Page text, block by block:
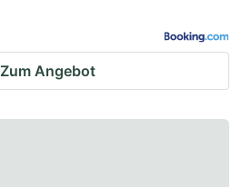
Zum Angebot